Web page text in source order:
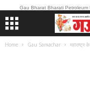
Gau Bharat Bharati Petroleum
Home Gau Samachar